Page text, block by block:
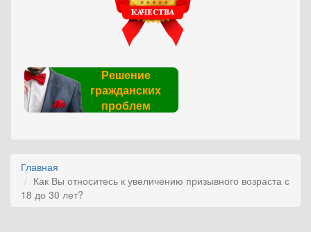
Решение
гражданских
проблем
Главная
Как Вы относитесь к увеличению призывного возраста с
18 до 30 лет?